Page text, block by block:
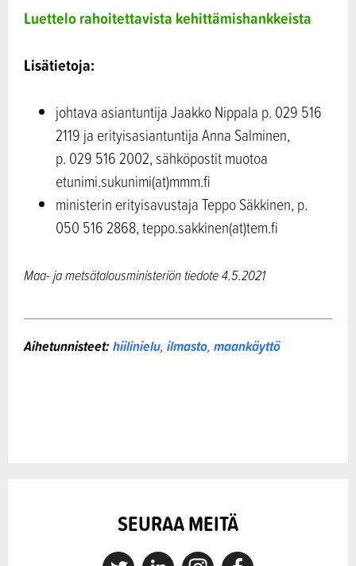
Luettelo rahoitettavista kehittämishankkeista
Lisätietoja:
johtava asiantuntija Jaakko Nippala p. 029 516
2119 ja erityisasiantuntija Anna Salminen,
p. 029 516 2002, sähköpostit muotoa
etunimi.sukunimi(at)mmm.fi
ministerin erityisavustaja Teppo Säkkinen, p.
050 516 2868, teppo.sakkinen(at)tem.fi
Maa- ja metsätalousministeriön tiedote4.5.2021
Aihetunnisteet:hiilinielu, ilmasto, maankäyttö
SEURAA MEITÄ
X LinkedinInstagramFacebook